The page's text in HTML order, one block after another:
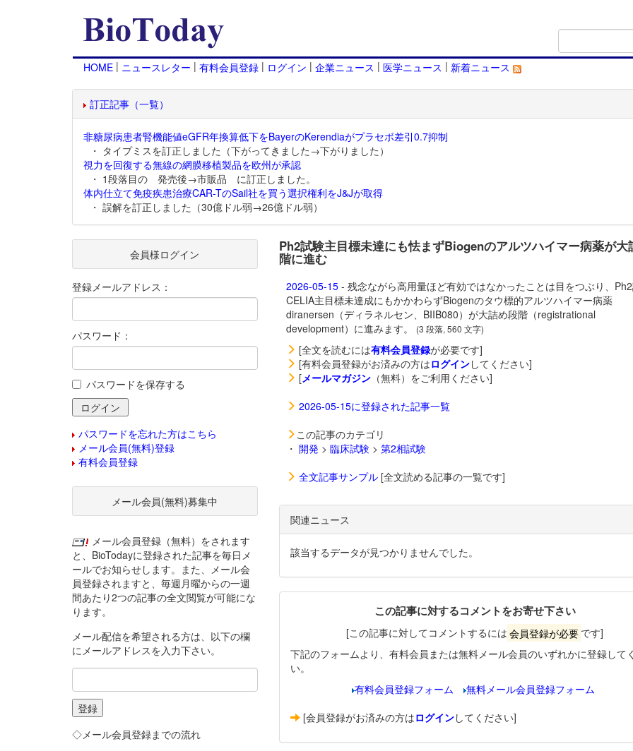
HOME | ニュースレター | 有料会員登録 | ログイン | 企業ニュース | 医学ニュース | 新着ニュース
訂正記事（一覧）
非糖尿病患者腎機能値eGFR年換算低下をBayerのKerendiaがプラセボ差引0.7抑制
・ タイプミスを訂正しました（下がってきました→下がりました）
視力を回復する無線の網膜移植製品を欧州が承認
・ 1段落目の 発売後→市販品 に訂正しました。
体内仕立て免疫疾患治療CAR-TのSail社を買う選択権利をJ&Jが取得
・ 誤解を訂正しました（30億ドル弱→26億ドル弱）
Ph2試験主目標未達にも怯まずBiogenのアルツハイマー病薬が大
階に進む
2026-05-15- 残念ながら高用量ほど有効ではなかったことは目をつぶり、
CELIA主目標未達成にもかかわらずBiogenのタウ標的アルツハイマー病薬
diranersen（ディラネルセン、BIIB080）が大詰め段階（registrational
development）に進みます。
(3 段落, 560 文字)
[全文を読むには有料会員登録が必要です]
[有料会員登録がお済みの方はログインしてください]
[メールマガジン（無料）をご利用ください]
2026-05-15に登録された記事一覧
この記事のカテゴリ
・ 開発 > 臨床試験> 第2相試験
全文記事サンプル[全文読める記事の一覧です]
関連ニュース
該当するデータが見つかりませんでした。
この記事に対するコメントをお寄せ下さい
[この記事に対してコメントするには 会員登録が必要 です]
下記のフォームより、有料会員または無料メール会員のいずれかに登録して
い。
有料会員登録フォーム
無料メール会員登録フォーム
[会員登録がお済みの方はログインしてください]
会員様ログイン
登録メールアドレス：
パスワード：
パスワードを保存する
パスワードを忘れた方はこちら
メール会員(無料)登録
有料会員登録
メール会員(無料)募集中
メール会員登録（無料）をされます
と、BioTodayに登録された記事を毎日メ
ールでお知らせします。また、メール会
員登録されますと、毎週月曜からの一週
間あたり2つの記事の全文閲覧が可能にな
ります。
メール配信を希望される方は、以下の欄
にメールアドレスを入力下さい。
◇メール会員登録までの流れ